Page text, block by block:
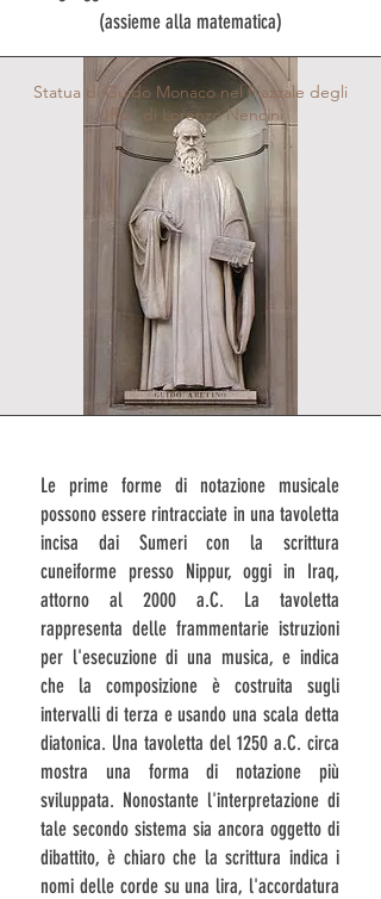
(assieme alla matematica)
Statua di Guido Monaco nelPiazzale degli
Uffizi, di Lorenzo Nencini
Le prime forme di notazione musicale
possono essere rintracciate in una tavoletta
incisa dai Sumericon lascrittura
cuneiforme presso Nippur, oggi in Iraq,
attorno al 2000 a.C. La tavoletta
rappresenta delle frammentarie istruzioni
per l'esecuzione di una musica, e indica
che la composizione è costruita sugli
intervalli di terza e usando unascala detta
diatonica. Una tavoletta del 1250 a.C. circa
mostra una forma di notazione più
sviluppata. Nonostante l'interpretazione di
tale secondo sistema sia ancora oggetto di
dibattito, è chiaro che la scrittura indica i
nomi delle corde su una lira, l'accordatura